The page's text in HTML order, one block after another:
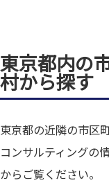
東京都内の
村から探す
東京都の近隣の市区
コンサルティングの
からご覧ください。